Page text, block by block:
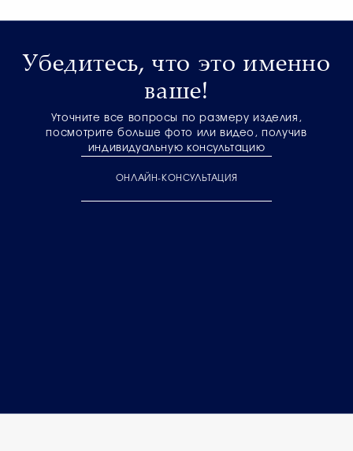
Убедитесь, что это именно
ваше!
Уточните все вопросы по размеру изделия,
посмотрите больше фото или видео, получив
индивидуальную консультацию
ОНЛАЙН-КОНСУЛЬТАЦИЯ